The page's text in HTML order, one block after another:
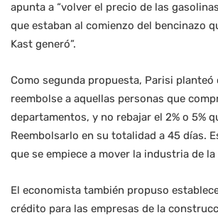
apunta a “volver el precio de las
que estaban al comienzo del bencinazo
Kast generó”.
Como segunda propuesta, Parisi planteó
reembolse a aquellas personas que
departamentos, y no rebajar el 2% o 5%
Reembolsarlo en su totalidad a 45 días.
que se empiece a mover la industria de
El economista también propuso
crédito para las empresas de la